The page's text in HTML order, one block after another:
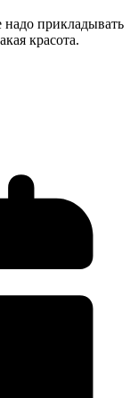
прикладывать
красота.